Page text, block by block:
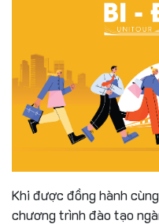
Khi được đồng hành
chương trình đào tạo